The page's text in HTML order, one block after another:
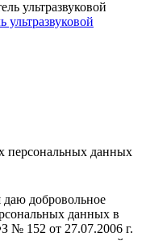
ультразвуковой
персональных данных
добровольное
данных в
№ 152 от 27.07.2006 г.